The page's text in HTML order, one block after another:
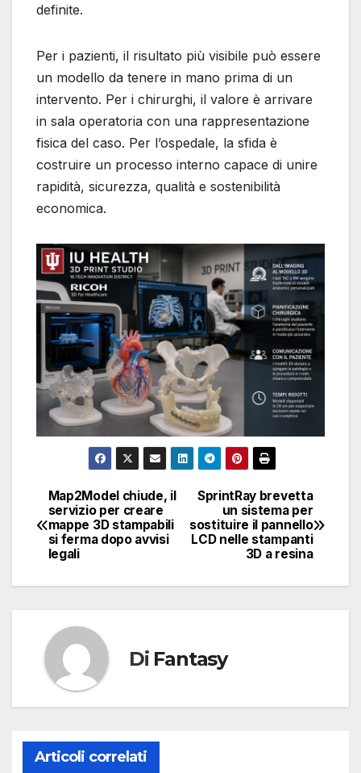
definite.
Per i pazienti, il risultato più visibile può essere
un modello da tenere in mano prima di un
intervento. Per i chirurghi, il valore è arrivare
in sala operatoria con una rappresentazione
fisica del caso. Per l’ospedale, la sfida è
costruire un processo interno capace di unire
rapidità, sicurezza, qualità e sostenibilità
economica.
Navigazione
articoli
SprintRay brevetta
un sistema per
sostituire il pannello
LCD nelle stampanti
3D a resina
Map2Model chiude, il
servizio per creare
mappe 3D stampabili
si ferma dopo avvisi
legali
Di Fantasy
Articoli correlati